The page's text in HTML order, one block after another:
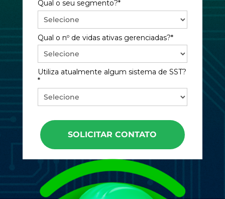
Qual o seu segmento?*
Qual o nº de vidas ativas gerenciadas?*
Utiliza atualmente algum sistema de SST?
*
SOLICITAR CONTATO